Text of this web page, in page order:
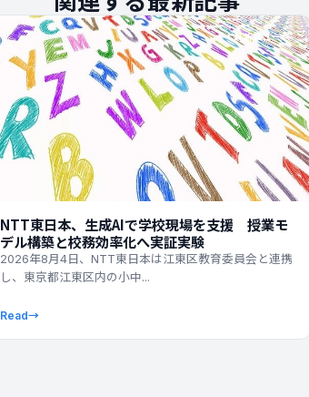
最新ニュース
NTT東日本、生成AIで学校現場を支援 授業モ
デル構築と校務効率化へ実証実験
2026年8月4日、NTT東日本は江東区教育委員会と連携
し、東京都江東区内の小中...
Read→